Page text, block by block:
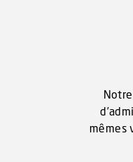
mêmes